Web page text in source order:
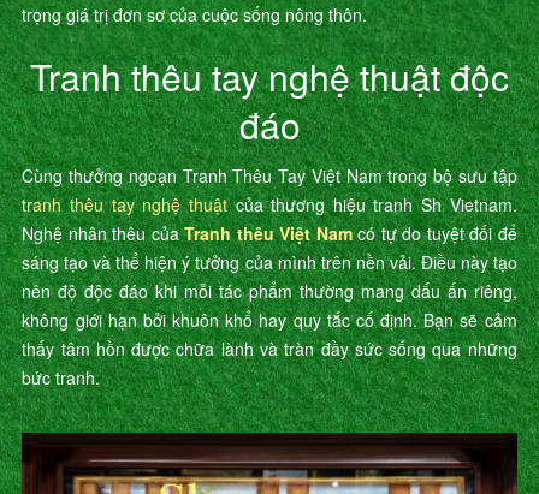
trọng giá trị đơn sơ của cuộc sống nông thôn.
Tranh thêu tay nghệ thuật độc
đáo
Cùng thưởng ngoạn Tranh Thêu Tay Việt Nam trong bộ sưu tập
tranh thêu tay nghệ thuậtcủa thương hiệu tranh Sh Vietnam.
Nghệ nhân thêu củaTranh thêu Việt Namcó tự do tuyệt đối để
sáng tạo và thể hiện ý tưởng của mình trên nền vải. Điều này tạo
nên độ độc đáo khi mỗi tác phẩm thường mang dấu ấn riêng,
không giới hạn bởi khuôn khổ hay quy tắc cố định. Bạn sẽ cảm
thấy tâm hồn được chữa lành và tràn đầy sức sống qua những
bức tranh.